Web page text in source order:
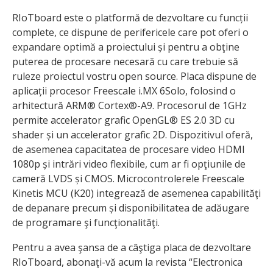
RIoTboard este o platformă de dezvoltare cu funcții
complete, ce dispune de perifericele care pot oferi o
expandare optimă a proiectului și pentru a obţine
puterea de procesare necesară cu care trebuie să
ruleze proiectul vostru open source. Placa dispune de
aplicații procesor Freescale i.MX 6Solo, folosind o
arhitectură ARM® Cortex®-A9. Procesorul de 1GHz
permite accelerator grafic OpenGL® ES 2.0 3D cu
shader și un accelerator grafic 2D. Dispozitivul oferă,
de asemenea capacitatea de procesare video HDMI
1080p și intrări video flexibile, cum ar fi opţiunile de
cameră LVDS și CMOS. Microcontrolerele Freescale
Kinetis MCU (K20) integrează de asemenea capabilităţi
de depanare precum și disponibilitatea de adăugare
de programare şi funcţionalităţi.
Pentru a avea şansa de a câştiga placa de dezvoltare
RIoTboard, abonaţi-vă acum la revista “Electronica